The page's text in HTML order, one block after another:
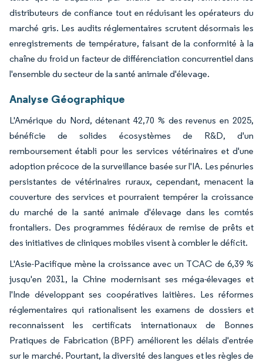
distributeurs de confiance tout en réduisant les opérateurs du
marché gris. Les audits réglementaires scrutent désormais les
enregistrements de température, faisant de la conformité à la
chaîne du froid un facteur de différenciation concurrentiel dans
l'ensemble du secteur de la santé animale d'élevage.
Analyse Géographique
L'Amérique du Nord, détenant 42,70 % des revenus en 2025,
bénéficie de solides écosystèmes de R&D, d'un
remboursement établi pour les services vétérinaires et d'une
adoption précoce de la surveillance basée sur l'IA. Les pénuries
persistantes de vétérinaires ruraux, cependant, menacent la
couverture des services et pourraient tempérer la croissance
du marché de la santé animale d'élevage dans les comtés
frontaliers. Des programmes fédéraux de remise de prêts et
des initiatives de cliniques mobiles visent à combler le déficit.
L'Asie-Pacifique mène la croissance avec un TCAC de 6,39 %
jusqu'en 2031, la Chine modernisant ses méga-élevages et
l'Inde développant ses coopératives laitières. Les réformes
réglementaires qui rationalisent les examens de dossiers et
reconnaissent les certificats internationaux de Bonnes
Pratiques de Fabrication (BPF) améliorent les délais d'entrée
sur le marché. Pourtant, la diversité des langues et les règles de